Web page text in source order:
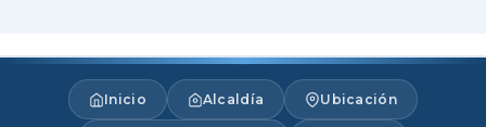
Inicio Alcaldía Ubicación